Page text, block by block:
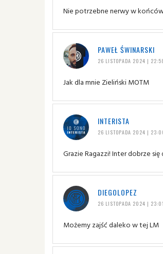
Nie potrzebne nerwy w
PAWEŁ ŚWINARSKI
26 LISTOPADA 2024 |
Jak dla mnie Zieliński MOTM
INTERISTA
26 LISTOPADA 2024 |
Grazie Ragazzi! Inter dobrze
DIEGOLOPEZ
26 LISTOPADA 2024 | 23:01
Możemy zajść daleko w tej LM